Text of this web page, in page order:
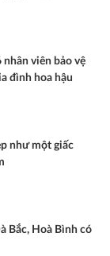
nhân viên bảo vệ
đình hoa hậu
như một giấc
Bắc, Hoà Bình có